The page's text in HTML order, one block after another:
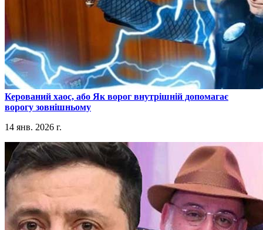
​Керований хаос, або Як ворог внутрішній допомагає
ворогу зовнішньому
14 янв. 2026 г.